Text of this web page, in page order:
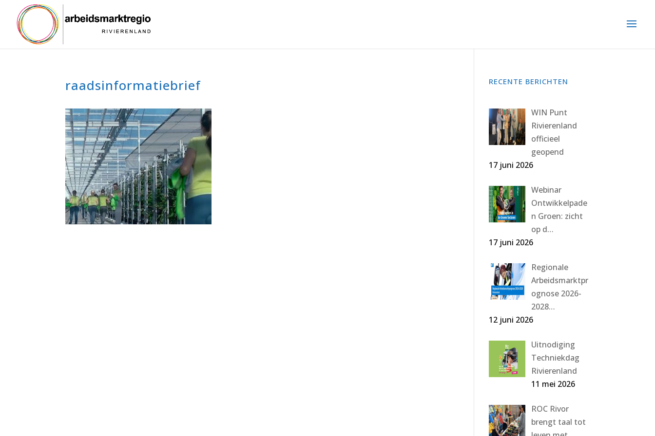
raadsinformatiebrief RECENTE BERICHTEN
WIN Punt
Rivierenland
officieel
geopend
17 juni 2026
Webinar
Ontwikkelpade
n Groen: zicht
op d…
17 juni 2026
Regionale
Arbeidsmarktpr
ognose 2026-
2028…
12 juni 2026
Uitnodiging
Techniekdag
Rivierenland
11 mei 2026
ROC Rivor
brengt taal tot